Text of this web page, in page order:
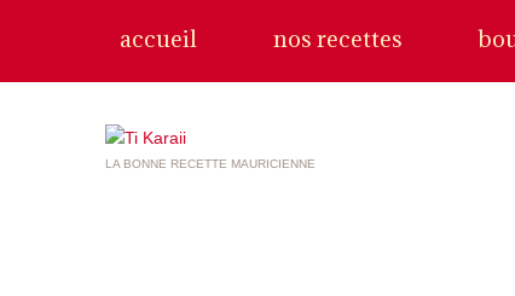
accueil nos recettes
LA BONNE RECETTE MAURICIENNE